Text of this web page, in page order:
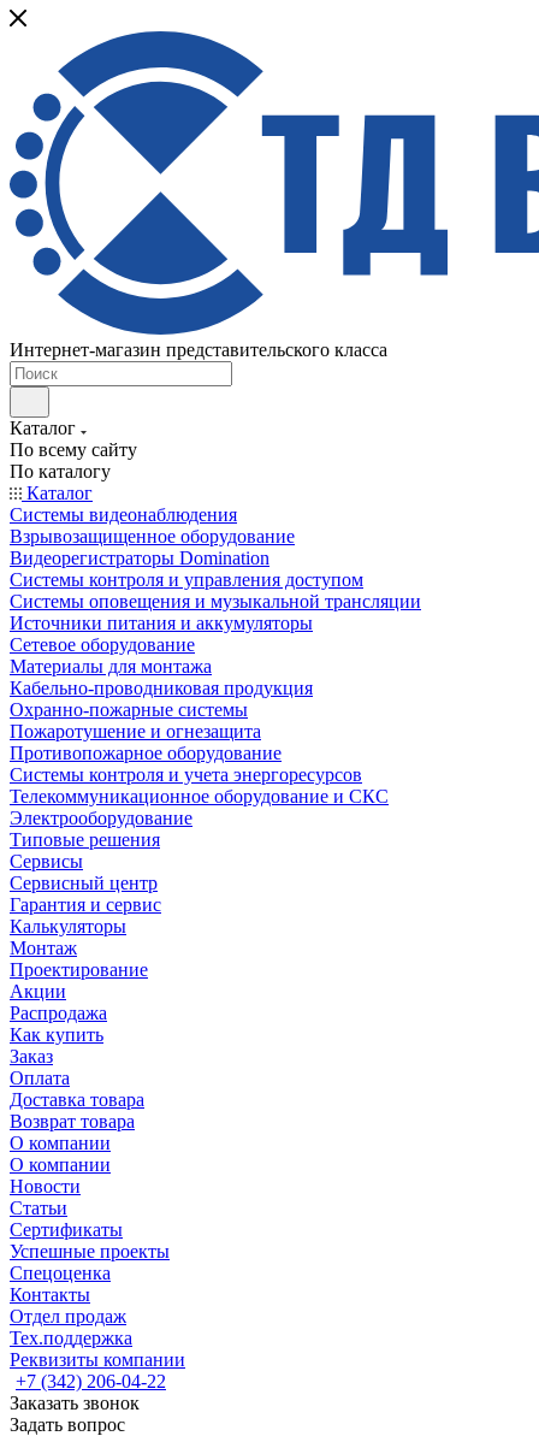
Интернет-магазин представительского класса
Каталог
По всему сайту
По каталогу
Каталог
Системы видеонаблюдения
Взрывозащищенное оборудование
Видеорегистраторы Domination
Системы контроля и управления доступом
Системы оповещения и музыкальной трансляции
Источники питания и аккумуляторы
Сетевое оборудование
Материалы для монтажа
Кабельно-проводниковая продукция
Охранно-пожарные системы
Пожаротушение и огнезащита
Противопожарное оборудование
Системы контроля и учета энергоресурсов
Телекоммуникационное оборудование и СКС
Электрооборудование
Типовые решения
Сервисы
Сервисный центр
Гарантия и сервис
Калькуляторы
Монтаж
Проектирование
Акции
Распродажа
Как купить
Заказ
Оплата
Доставка товара
Возврат товара
О компании
О компании
Новости
Статьи
Сертификаты
Успешные проекты
Спецоценка
Контакты
Отдел продаж
Тех.поддержка
Реквизиты компании
+7 (342) 206-04-22
Заказать звонок
Задать вопрос